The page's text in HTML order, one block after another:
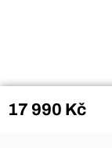
17 990 Kč